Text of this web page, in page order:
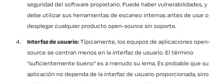
seguridad del software propietario. Puede haber vulnerabilidades, y
debe utilizar sus herramientas de escaneo internas antes de usar o
desplegar cualquier producto open-source sin soporte.
Interfaz de usuario: Típicamente, los equipos de aplicaciones open-
source se centran menos en la interfaz de usuario. El término
"suficientemente bueno" es a menudo su lema. Es probable que su
aplicación no dependa de la interfaz de usuario proporcionada, sino